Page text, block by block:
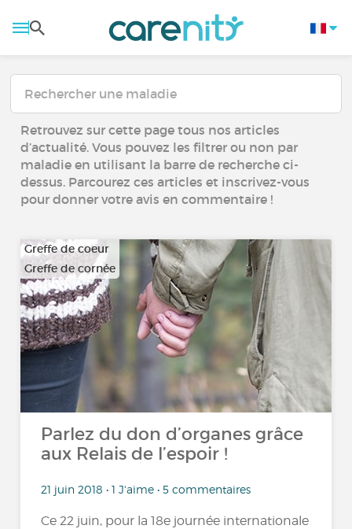
Retrouvez sur cette page tous nos articles
d’actualité. Vous pouvez les filtrer ou non par
maladie en utilisant la barre de recherche ci-
dessus. Parcourez ces articles et inscrivez-vous
pour donner votre avis en commentaire !
Greffe de coeur
Greffe de cornée
…
Parlez du don d’organes grâce
aux Relais de l’espoir !
21 juin 2018 • 1 J'aime • 5 commentaires
Ce 22 juin, pour la 18e journée internationale